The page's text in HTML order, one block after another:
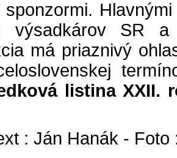
sponzormi.
výsadkárov SR
má priaznivý
listina XXII.
: Ján Hanák -